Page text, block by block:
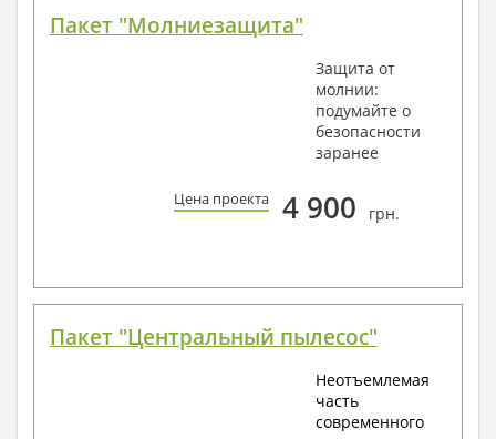
Пакет "Молниезащита"
Защита от
молнии:
подумайте о
безопасности
заранее
Цена проекта 4 900 грн.
Пакет "Центральный пылесос"
Неотъемлемая
часть
современного